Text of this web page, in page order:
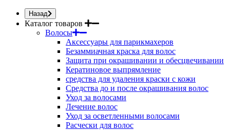
Назад
Каталог товаров
Волосы
Аксессуары для парикмахеров
Безаммиачная краска для волос
Защита при окрашивании и обесцвечивании
Кератиновое выпрямление
средства для удаления краски с кожи
Средства до и после окрашивания волос
Уход за волосами
Лечение волос
Уход за осветленными волосами
Расчески для волос